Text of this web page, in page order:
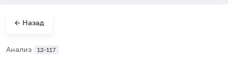
← Назад
Анализ 12-117